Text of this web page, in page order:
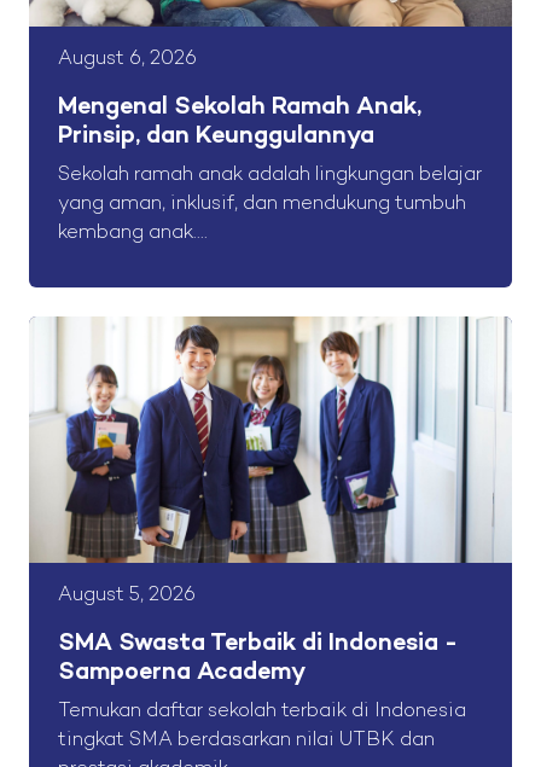
August 6, 2026
Mengenal Sekolah Ramah Anak,
Prinsip, dan Keunggulannya
Sekolah ramah anak adalah lingkungan belajar
yang aman, inklusif, dan mendukung tumbuh
kembang anak....
August 5, 2026
SMA Swasta Terbaik di Indonesia -
Sampoerna Academy
Temukan daftar sekolah terbaik di Indonesia
tingkat SMA berdasarkan nilai UTBK dan